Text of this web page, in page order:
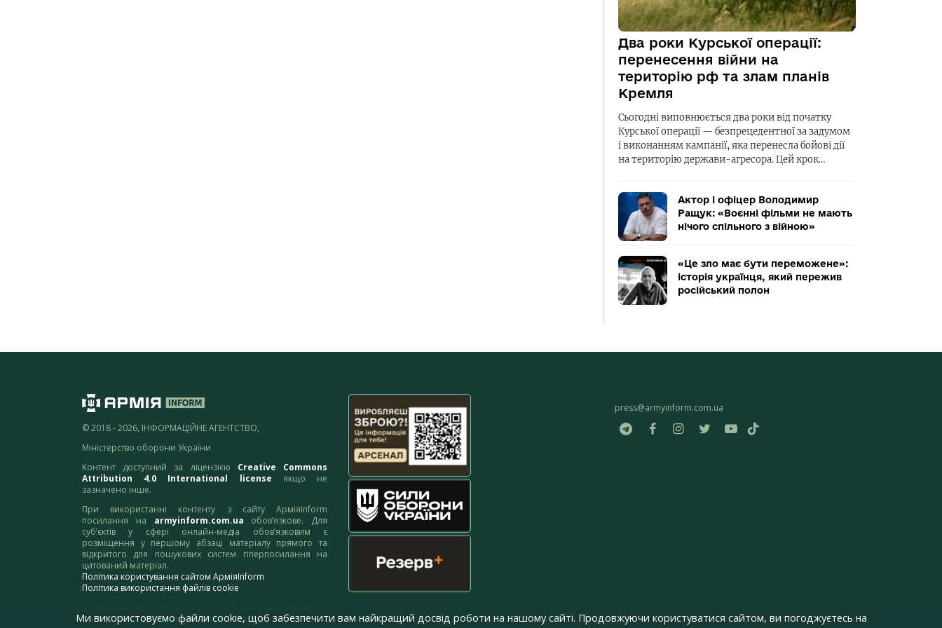
Два роки Курської операції:
перенесення війни на
територію рф та злам планів
Кремля
Сьогодні виповнюється два роки від початку
Курської операції — безпрецедентної за задумом
і виконанням кампанії, яка перенесла бойові дії
на територію держави-агресора. Цей крок…
Актор і офіцер Володимир
Ращук: «Воєнні фільми не мають
нічого спільного з війною»
«Це зло має бути переможене»:
історія українця, який пережив
російський полон
© 2018 - 2026, ІНФОРМАЦІЙНЕ АГЕНТСТВО,
Міністерство оборони України
Контент доступний за ліцензією Creative Commons
Attribution 4.0 International license якщо не
зазначено інше.
При використанні контенту з сайту АрміяInform
посилання на armyinform.com.ua обов’язкове. Для
суб’єктів у сфері онлайн-медіа обов’язковим є
розміщення у першому абзаці матеріалу прямого та
відкритого для пошукових систем гіперпосилання на
цитований матеріал.
Політика користування сайтом АрміяInform
Політика використання файлів cookie
адресу:webmaster@armyinform.com.ua
press@armyinform.com.ua
Ми використовуємо файли cookie, щоб забезпечити вам найкращий досвід роботи на нашому сайті. Продовжуючи користуватися сайтом, ви погоджуєтесь на